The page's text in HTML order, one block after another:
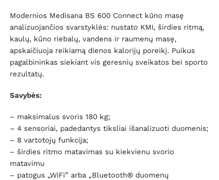
Modernios Medisana BS 600 Connect kūno masę
analizuojančios svarstyklės: nustato KMI, širdies ritmą,
kaulų, kūno riebalų, vandens ir raumenų masę,
apskaičiuoja reikiamą dienos kalorijų poreikį. Puikus
pagalbininkas siekiant vis geresnių sveikatos bei sporto
rezultatų.
Savybės:
– maksimalus svoris 180 kg;
– 4 sensoriai, padedantys tiksliai išanalizuoti duomenis;
– 8 vartotojų funkcija;
– širdies ritmo matavimas su kiekvienu svorio
matavimu
– patogus „WiFi” arba „Bluetooth® duomenų